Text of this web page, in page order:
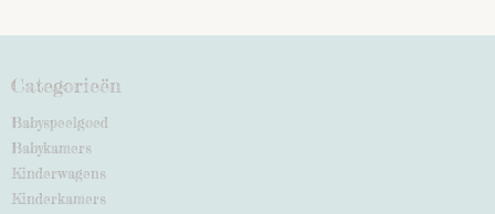
Categorieën
Babyspeelgoed
Babykamers
Kinderwagens
Kinderkamers